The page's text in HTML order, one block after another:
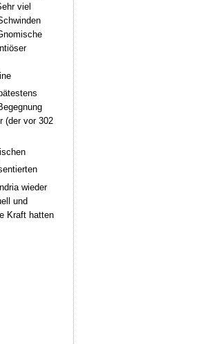
viel
(der vor 302
wieder
und
Kraft hatten